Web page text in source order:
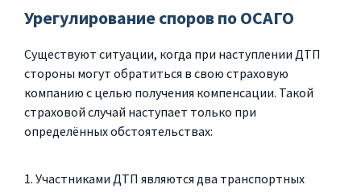
Урегулирование споров по ОСАГО
Существуют ситуации, когда при наступлении ДТП
стороны могут обратиться в свою страховую
компанию с целью получения компенсации. Такой
страховой случай наступает только при
определённых обстоятельствах:
Участниками ДТП являются два транспортных